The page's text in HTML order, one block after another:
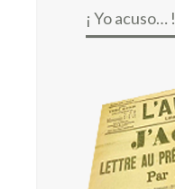
¡ Yo acuso… !